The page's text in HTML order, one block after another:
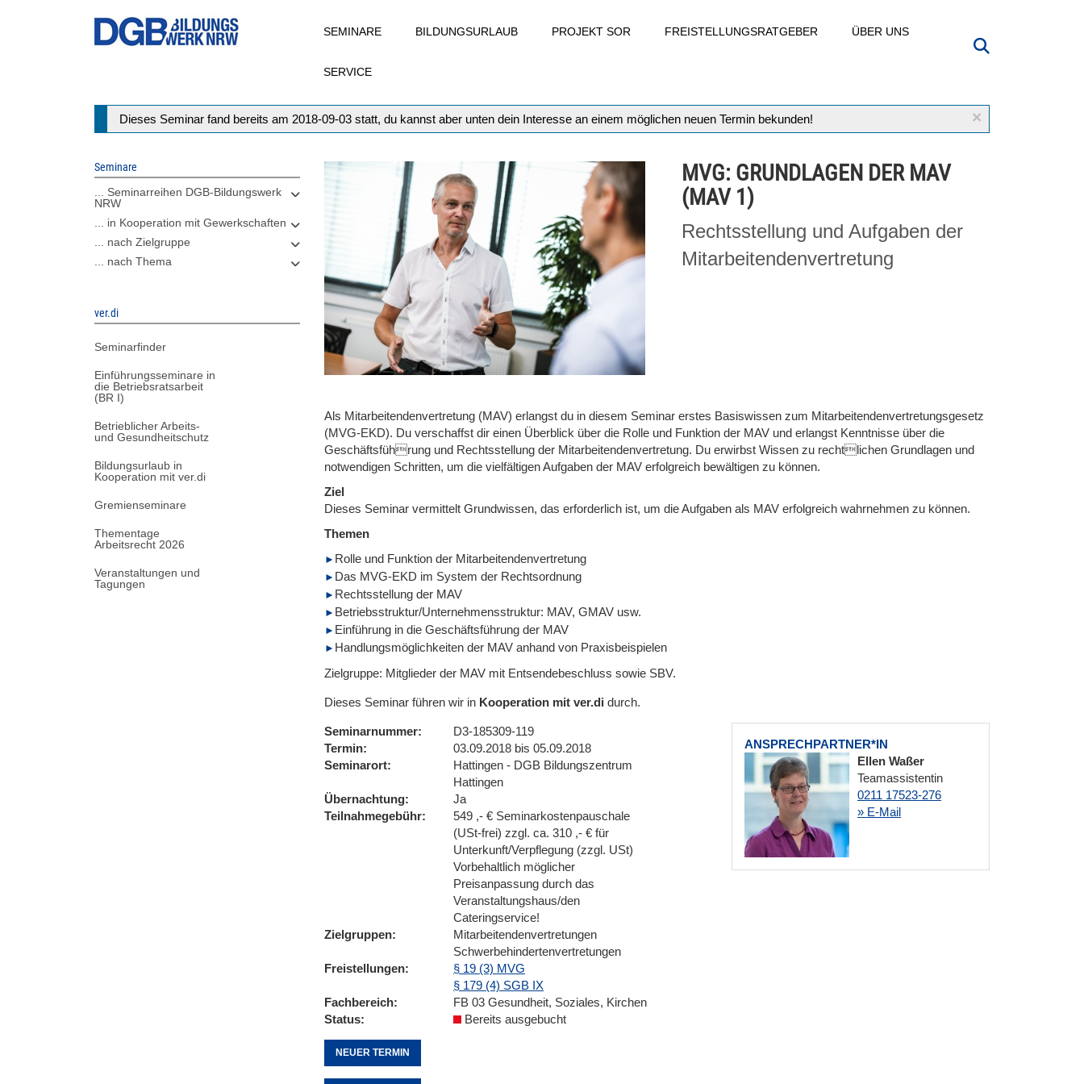
SEMINARE BILDUNGSURLAUB PROJEKT SOR FREISTELLUNGSRATGEBER ÜBER UNS
SERVICE
×
Statusmeldung
Dieses Seminar fand bereits am 2018-09-03 statt, du kannst aber unten dein Interesse an einem möglichen neuen Termin bekunden!
Seminare
... Seminarreihen DGB-Bildungswerk
NRW
... in Kooperation mit Gewerkschaften
... nach Zielgruppe
... nach Thema
ver.di
Seminarfinder
Einführungsseminare in
die Betriebsratsarbeit
(BR I)
Betrieblicher Arbeits-
und Gesundheitschutz
Bildungsurlaub in
Kooperation mit ver.di
Gremienseminare
Thementage
Arbeitsrecht 2026
Veranstaltungen und
Tagungen
MVG: GRUNDLAGEN DER MAV
(MAV 1)
Rechtsstellung und Aufgaben der
Mitarbeitendenvertretung
Als Mitarbeitendenvertretung (MAV) erlangst du in diesem Seminar erstes Basiswissen zum Mitarbeitendenvertretungsgesetz
(MVG-EKD). Du verschaffst dir einen Überblick über die Rolle und Funktion der MAV und erlangst Kenntnisse über die
Geschäftsführung und Rechtsstellung der Mitarbeitendenvertretung. Du erwirbst Wissen zu rechtlichen Grundlagen und
notwendigen Schritten, um die vielfältigen Aufgaben der MAV erfolgreich bewältigen zu können.
Ziel
Dieses Seminar vermittelt Grundwissen, das erforderlich ist, um die Aufgaben als MAV erfolgreich wahrnehmen zu können.
Themen
Rolle und Funktion der Mitarbeitendenvertretung
Das MVG-EKD im System der Rechtsordnung
Rechtsstellung der MAV
Betriebsstruktur/Unternehmensstruktur: MAV, GMAV usw.
Einführung in die Geschäftsführung der MAV
Handlungsmöglichkeiten der MAV anhand von Praxisbeispielen
Zielgruppe: Mitglieder der MAV mit Entsendebeschluss sowie SBV.
Dieses Seminar führen wir in Kooperation mit ver.di durch.
ANSPRECHPARTNER*IN
Ellen Waßer
Teamassistentin
0211 17523-276
» E-Mail
Seminarnummer
D3-185309-119
Termin
03.09.2018 bis 05.09.2018
Seminarort
Hattingen - DGB Bildungszentrum
Hattingen
Übernachtung
Ja
Teilnahmegebühr
549 ,- € Seminarkostenpauschale
(USt-frei) zzgl. ca. 310 ,- € für
Unterkunft/Verpflegung (zzgl. USt)
Vorbehaltlich möglicher
Preisanpassung durch das
Veranstaltungshaus/den
Cateringservice!
Zielgruppen
Mitarbeitendenvertretungen
Schwerbehindertenvertretungen
Freistellungen
§ 19 (3) MVG
§ 179 (4) SGB IX
Fachbereich
FB 03 Gesundheit, Soziales, Kirchen
Status
Bereits ausgebucht
NEUER TERMIN